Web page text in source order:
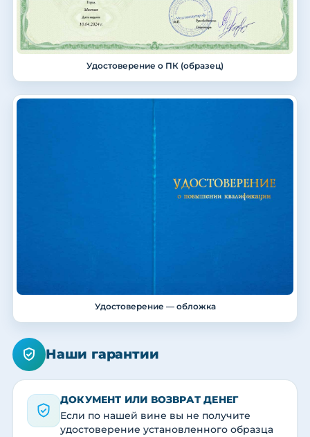
Удостоверение о ПК (образец)
Удостоверение — обложка
Наши гарантии
ДОКУМЕНТ ИЛИ ВОЗВРАТ ДЕНЕГ
Если по нашей вине вы не получите
удостоверение установленного образца